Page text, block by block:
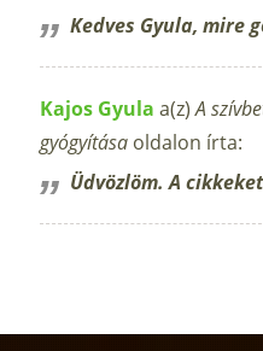
Kedves Gyula, mire
Kajos Gyula a(z)A
gyógyítása oldalon írta:
Üdvözlöm. A